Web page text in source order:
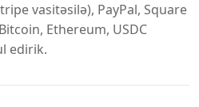
vasitəsilə), PayPal, Square
Ethereum, USDC
edirik.